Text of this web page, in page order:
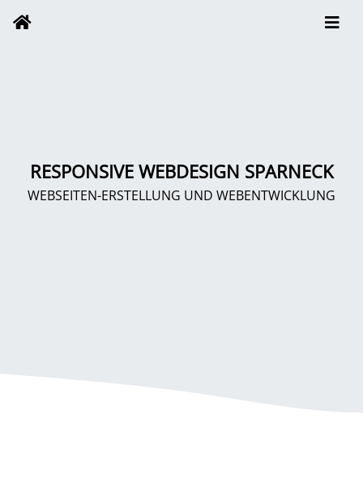
RESPONSIVE WEBDESIGN SPARNECK
WEBSEITEN-ERSTELLUNG UND WEBENTWICKLUNG